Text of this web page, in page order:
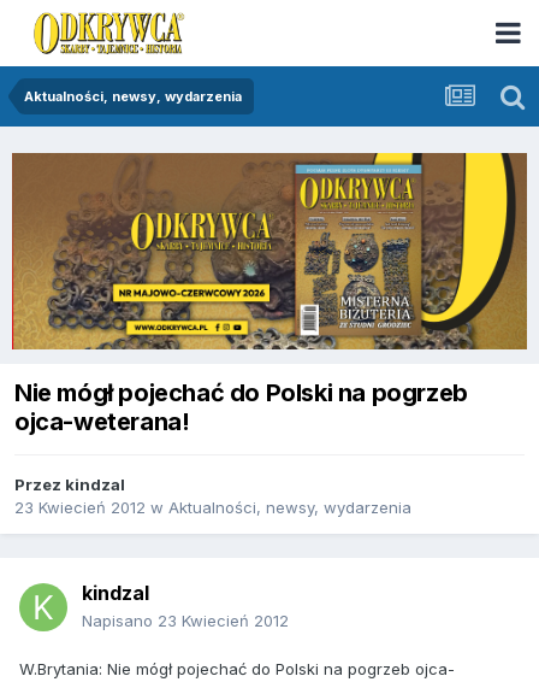
Aktualności, newsy, wydarzenia
Nie mógł pojechać do Polski na pogrzeb
ojca-weterana!
Przez kindzal
23 Kwiecień 2012 w Aktualności, newsy, wydarzenia
kindzal
Napisano 23 Kwiecień 2012
W.Brytania: Nie mógł pojechać do Polski na pogrzeb ojca-